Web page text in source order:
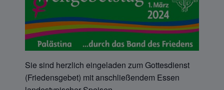
Sie sind herzlich eingeladen zum Gottes­dienst
(Friedensgebet) mit anschließendem Essen